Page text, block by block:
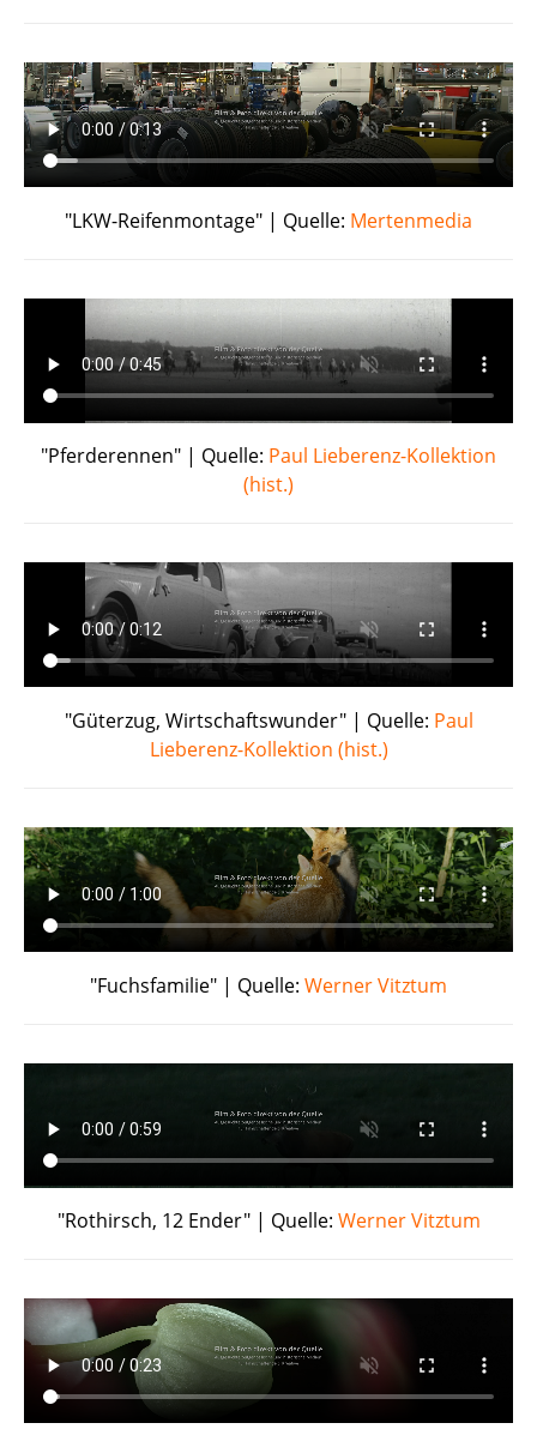
"LKW-Reifenmontage" | Quelle: Mertenmedia
"Pferderennen" | Quelle: Paul Lieberenz-Kollektion
(hist.)
"Güterzug, Wirtschaftswunder" | Quelle: Paul
Lieberenz-Kollektion (hist.)
"Fuchsfamilie" | Quelle: Werner Vitztum
"Rothirsch, 12 Ender" | Quelle: Werner Vitztum